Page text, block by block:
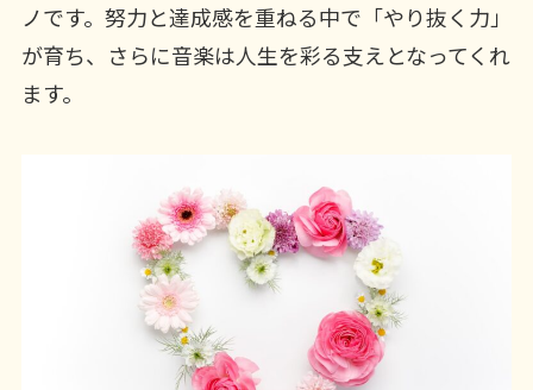
ノです。努力と達成感を重ねる中で「やり抜く力」
が育ち、さらに音楽は人生を彩る支えとなってくれ
ます。